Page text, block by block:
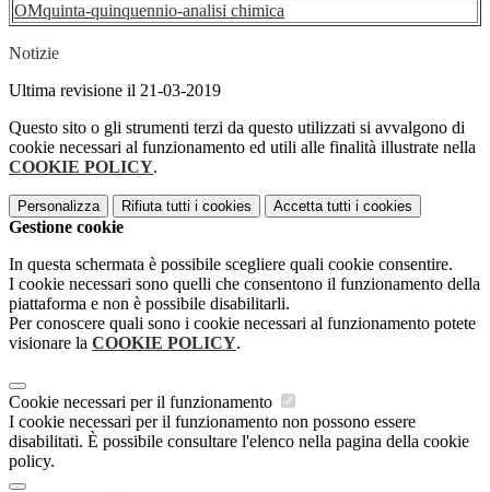
OMquinta-quinquennio-analisi chimica
Notizie
Ultima revisione il 21-03-2019
Questo sito o gli strumenti terzi da questo utilizzati si avvalgono di
cookie necessari al funzionamento ed utili alle finalità illustrate nella
COOKIE POLICY.
Personalizza Rifiuta tutti i cookies Accetta tutti i cookies
Gestione cookie
In questa schermata è possibile scegliere quali cookie consentire.
I cookie necessari sono quelli che consentono il funzionamento della
piattaforma e non è possibile disabilitarli.
Per conoscere quali sono i cookie necessari al funzionamento potete
visionare la COOKIE POLICY.
Cookie necessari per il funzionamento
I cookie necessari per il funzionamento non possono essere
disabilitati. È possibile consultare l'elenco nella pagina della cookie
policy.